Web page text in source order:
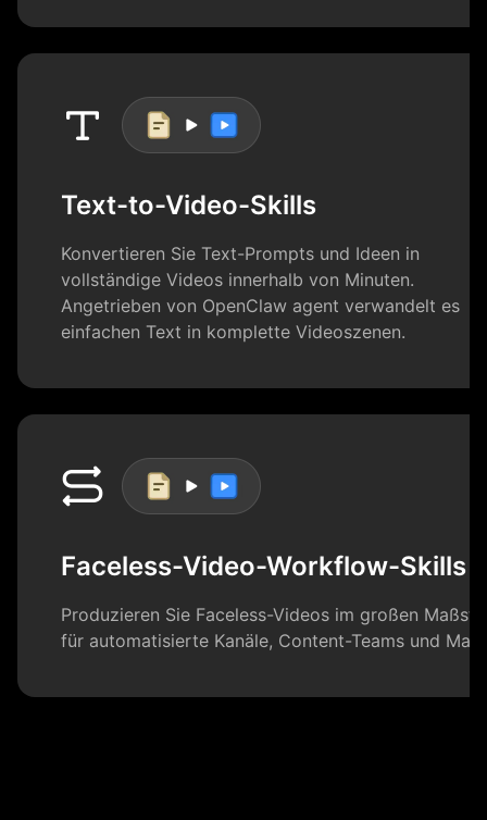
Text-to-Video-Skills
Konvertieren Sie Text-Prompts und Ideen in
vollständige Videos innerhalb von Minuten.
Angetrieben von OpenClaw agent verwandelt es
einfachen Text in komplette Videoszenen.
Faceless-Video-Workflow-Skills
Produzieren Sie Faceless-Videos im großen
für automatisierte Kanäle, Content-Teams und